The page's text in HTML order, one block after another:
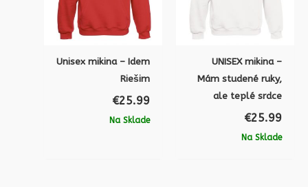
Unisex mikina – Idem
Riešim
€25.99
Na Sklade
UNISEX mikina –
Mám studené ruky,
ale teplé srdce
€25.99
Na Sklade